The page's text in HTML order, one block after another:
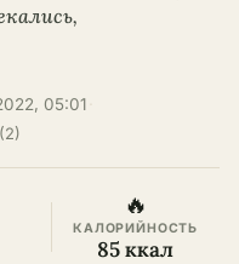
05:01
(2)
🔥
КАЛОРИЙНОСТЬ
85 ккал